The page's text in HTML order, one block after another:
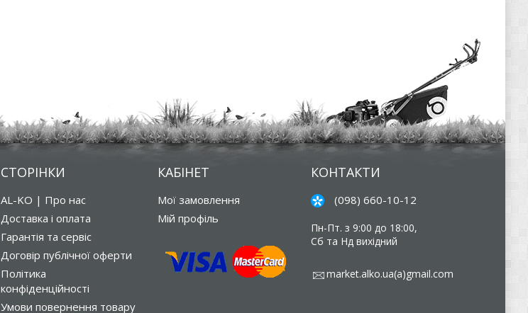
СТОРІНКИ
AL-KO | Про нас
Доставка і оплата
Гарантія та сервіс
Договір публічної оферти
Політика
конфіденційності
Умови повернення товару
КАБІНЕТ
Мої замовлення
Мій профіль
КОНТАКТИ
(098) 660-10-12
Пн-Пт. з 9:00 до 18:00,
Сб та Нд вихідний
market.alko.ua(a)gmail.com